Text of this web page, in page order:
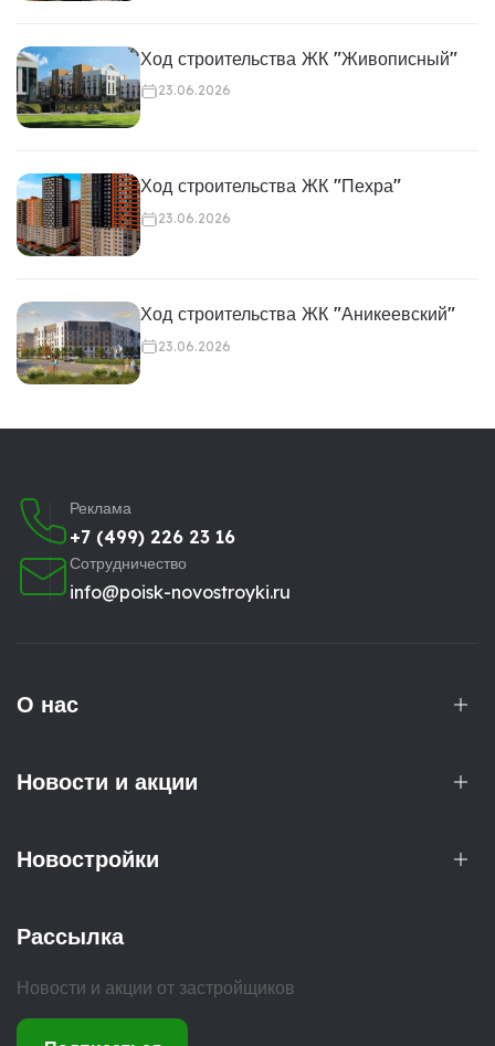
Ход строительства ЖК "Живописный"
23.06.2026
Ход строительства ЖК "Пехра"
23.06.2026
Ход строительства ЖК "Аникеевский"
23.06.2026
Реклама
+7 (499) 226 23 16
Сотрудничество
info@poisk-novostroyki.ru
О нас
Новости и акции
Новостройки
Рассылка
Новости и акции от застройщиков